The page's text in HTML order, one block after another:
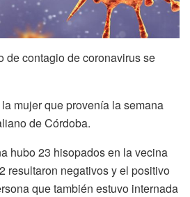
de contagio de coronavirus se
mujer que provenía la semana
de Córdoba.
hubo 23 hisopados en la vecina
resultaron negativos y el positivo
que también estuvo internada